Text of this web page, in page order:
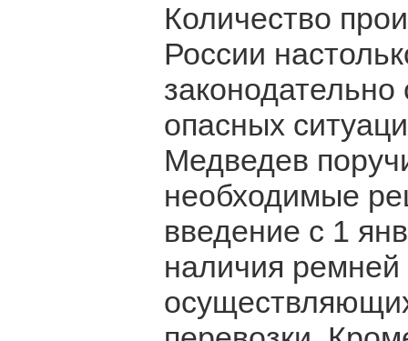
Количество
России
законодательно
опасных
Медведев
необходимые
введение с 1
наличия ремней